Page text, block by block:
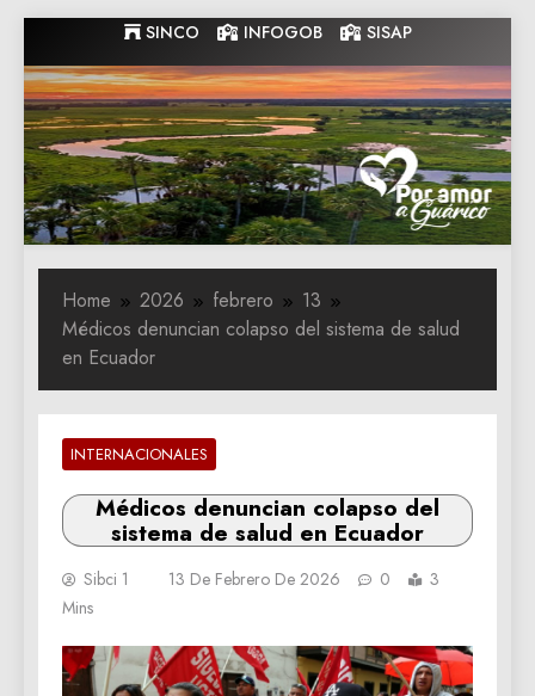
to
content
SINCO INFOGOB SISAP
Gobernacion
de Guarico
Gobernacion de Guarico
Home 2026 febrero
13
Médicos denuncian colapso del sistema de salud
en Ecuador
INTERNACIONALES
Médicos denuncian colapso del
sistema de salud en Ecuador
Sibci 1 13 De Febrero De 2026 0
3
Mins